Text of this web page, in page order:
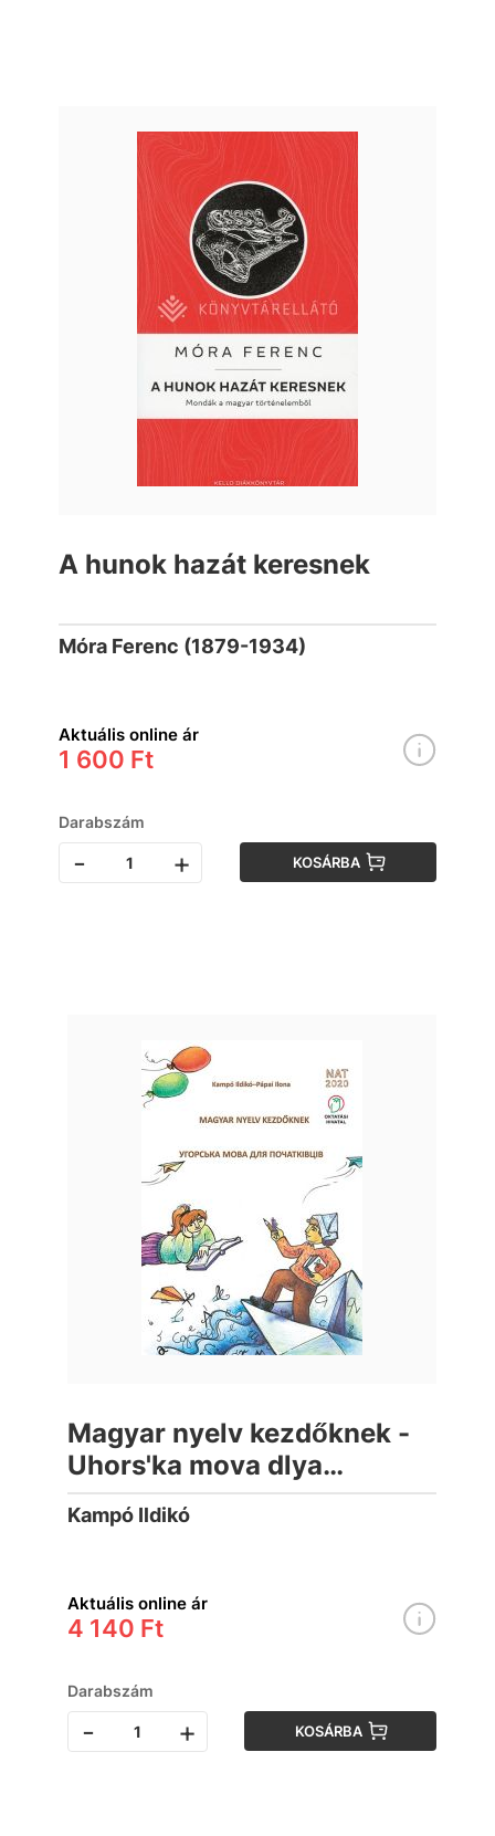
A hunok hazát keresnek
Móra Ferenc (1879-1934)
Aktuális online ár
1 600 Ft
Darabszám
- + KOSÁRBA
Magyar nyelv kezdőknek -
Uhors'ka mova dlya
pochatkivtsiv
Kampó Ildikó
Aktuális online ár
4 140 Ft
Darabszám
- + KOSÁRBA